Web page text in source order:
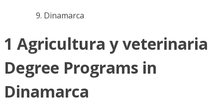
Dinamarca
1 Agricultura y veterinaria
Degree Programs in
Dinamarca